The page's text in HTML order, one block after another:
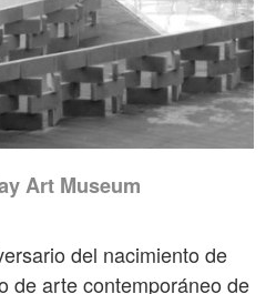
Art Museum
del nacimiento de
de arte contemporáneo de